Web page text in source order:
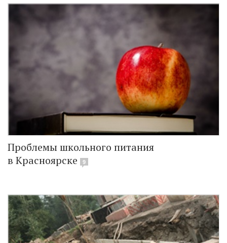
Проблемы школьного питания
в Красноярске
9